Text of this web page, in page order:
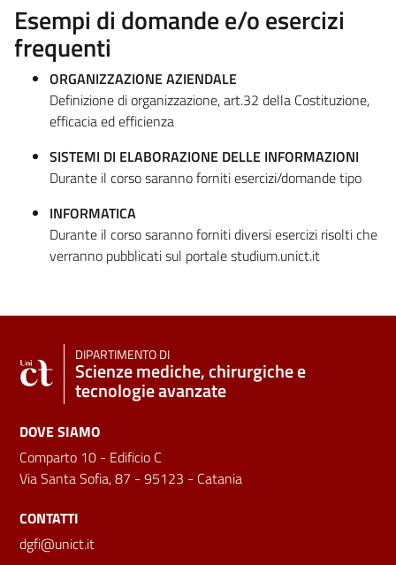
Esempi di domande e/o esercizi
frequenti
ORGANIZZAZIONE AZIENDALE
Definizione di organizzazione, art.32 della Costituzione,
efficacia ed efficienza
SISTEMI DI ELABORAZIONE DELLE INFORMAZIONI
Durante il corso saranno forniti esercizi/domande tipo
INFORMATICA
Durante il corso saranno forniti diversi esercizi risolti che
verranno pubblicati sul portale studium.unict.it
DIPARTIMENTO DI
Scienze mediche, chirurgiche e
tecnologie avanzate
DOVE SIAMO
Comparto 10 - Edificio C
Via Santa Sofia, 87 - 95123 - Catania
CONTATTI
dgfi@unict.it